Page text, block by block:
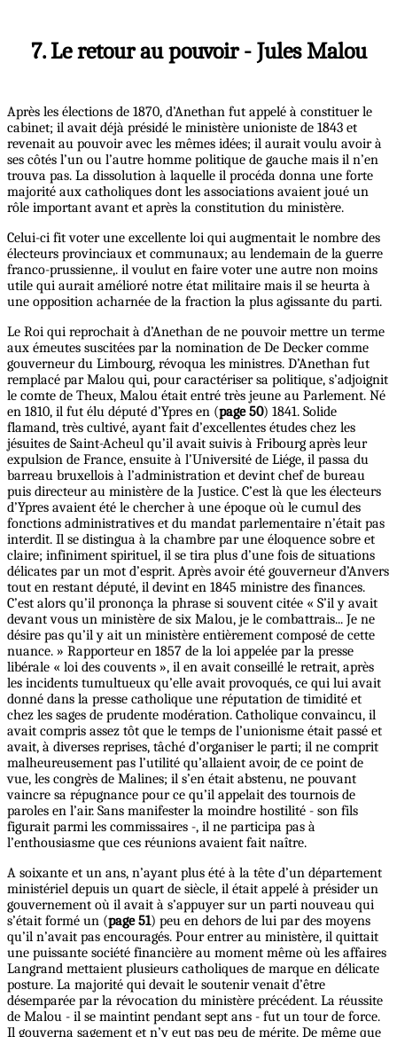
7. Le retour au pouvoir - Jules Malou
Après les élections de 1870, d’Anethan fut appelé à constituer le
cabinet; il avait déjà présidé le ministère unioniste de 1843 et
revenait au pouvoir avec les mêmes idées; il aurait voulu avoir à
ses côtés l’un ou l’autre homme politique de gauche mais il n’en
trouva pas. La dissolution à laquelle il procéda donna une forte
majorité aux catholiques dont les associations avaient joué un
rôle important avant et après la constitution du ministère.
Celui-ci fit voter une excellente loi qui augmentait le nombre des
électeurs provinciaux et communaux; au lendemain de la guerre
franco-prussienne,. il voulut en faire voter une autre non moins
utile qui aurait amélioré notre état militaire mais il se heurta à
une opposition acharnée de la fraction la plus agissante du parti.
Le Roi qui reprochait à d’Anethan de ne pouvoir mettre un terme
aux émeutes suscitées par la nomination de De Decker comme
gouverneur du Limbourg, révoqua les ministres. D’Anethan fut
remplacé par Malou qui, pour caractériser sa politique, s’adjoignit
le comte de Theux, Malou était entré très jeune au Parlement. Né
en 1810, il fut élu député d’Ypres en (page 50) 1841. Solide
flamand, très cultivé, ayant fait d’excellentes études chez les
jésuites de Saint-Acheul qu’il avait suivis à Fribourg après leur
expulsion de France, ensuite à l’Université de Liége, il passa du
barreau bruxellois à l’administration et devint chef de bureau
puis directeur au ministère de la Justice. C’est là que les électeurs
d’Ypres avaient été le chercher à une époque où le cumul des
fonctions administratives et du mandat parlementaire n’était pas
interdit. Il se distingua à la chambre par une éloquence sobre et
claire; infiniment spirituel, il se tira plus d’une fois de situations
délicates par un mot d’esprit. Après avoir été gouverneur d’Anvers
tout en restant député, il devint en 1845 ministre des finances.
C’est alors qu’il prononça la phrase si souvent citée « S’il y avait
devant vous un ministère de six Malou, je le combattrais... Je ne
désire pas qu’il y ait un ministère entièrement composé de cette
nuance. » Rapporteur en 1857 de la loi appelée par la presse
libérale « loi des couvents », il en avait conseillé le retrait, après
les incidents tumultueux qu’elle avait provoqués, ce qui lui avait
donné dans la presse catholique une réputation de timidité et
chez les sages de prudente modération. Catholique convaincu, il
avait compris assez tôt que le temps de l’unionisme était passé et
avait, à diverses reprises, tâché d’organiser le parti; il ne comprit
malheureusement pas l’utilité qu’allaient avoir, de ce point de
vue, les congrès de Malines; il s’en était abstenu, ne pouvant
vaincre sa répugnance pour ce qu’il appelait des tournois de
paroles en l’air. Sans manifester la moindre hostilité - son fils
figurait parmi les commissaires -, il ne participa pas à
l’enthousiasme que ces réunions avaient fait naître.
A soixante et un ans, n’ayant plus été à la tête d’un département
ministériel depuis un quart de siècle, il était appelé à présider un
gouvernement où il avait à s’appuyer sur un parti nouveau qui
s’était formé un (page 51) peu en dehors de lui par des moyens
qu’il n’avait pas encouragés. Pour entrer au ministère, il quittait
une puissante société financière au moment même où les affaires
Langrand mettaient plusieurs catholiques de marque en délicate
posture. La majorité qui devait le soutenir venait d’être
désemparée par la révocation du ministère précédent. La réussite
de Malou - il se maintint pendant sept ans - fut un tour de force.
Il gouverna sagement et n’y eut pas peu de mérite. De même que